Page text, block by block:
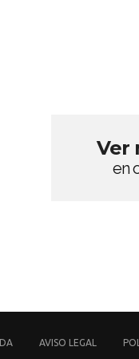
Ver
en
AVISO LEGAL